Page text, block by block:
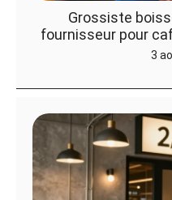
Grossiste
fournisseur pour
3